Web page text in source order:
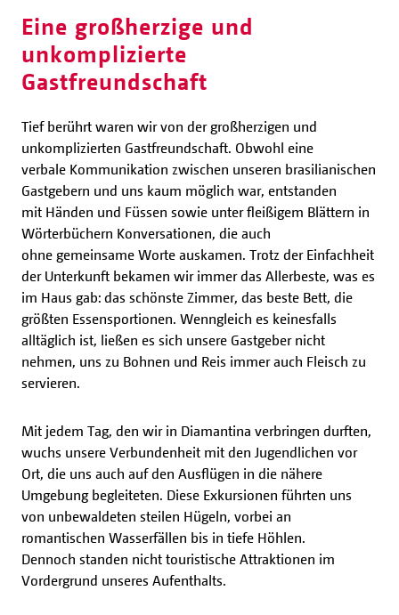
Eine großherzige und
unkomplizierte
Gastfreundschaft
Tief berührt waren wir von der großherzigen und
unkomplizierten Gastfreundschaft. Obwohl eine
verbale Kommunikation zwischen unseren brasilianischen
Gastgebern und uns kaum möglich war, entstanden
mit Händen und Füssen sowie unter fleißigem Blättern in
Wörterbüchern Konversationen, die auch
ohne gemeinsame Worte auskamen. Trotz der Einfachheit
der Unterkunft bekamen wir immer das Allerbeste, was es
im Haus gab: das schönste Zimmer, das beste Bett, die
größten Essensportionen. Wenngleich es keinesfalls
alltäglich ist, ließen es sich unsere Gastgeber nicht
nehmen, uns zu Bohnen und Reis immer auch Fleisch zu
servieren.
Mit jedem Tag, den wir in Diamantina verbringen durften,
wuchs unsere Verbundenheit mit den Jugendlichen vor
Ort, die uns auch auf den Ausflügen in die nähere
Umgebung begleiteten. Diese Exkursionen führten uns
von unbewaldeten steilen Hügeln, vorbei an
romantischen Wasserfällen bis in tiefe Höhlen.
Dennoch standen nicht touristische Attraktionen im
Vordergrund unseres Aufenthalts.